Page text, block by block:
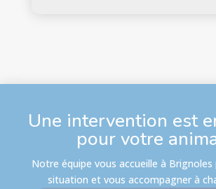
Une intervention est
pour votre
Notre équipe vous accueille à Brignoles
situation et vous accompagner à